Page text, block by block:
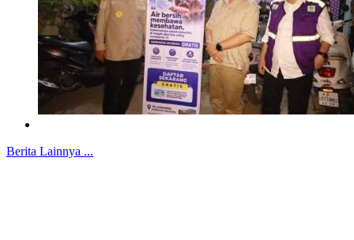
Berita Lainnya ...